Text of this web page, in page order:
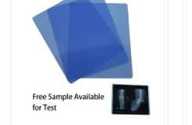
Visite d'usine
Contrôle de la qualité